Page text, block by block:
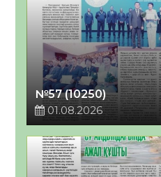
№57 (10250)
01.08.2026